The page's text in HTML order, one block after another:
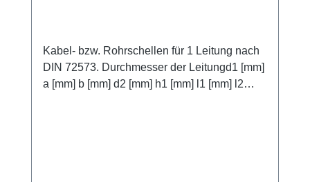
Kabel- bzw. Rohrschellen für 1 Leitung nach
DIN 72573. Durchmesser der Leitungd1 [mm]
a [mm] b [mm] d2 [mm] h1 [mm] l1 [mm] l2